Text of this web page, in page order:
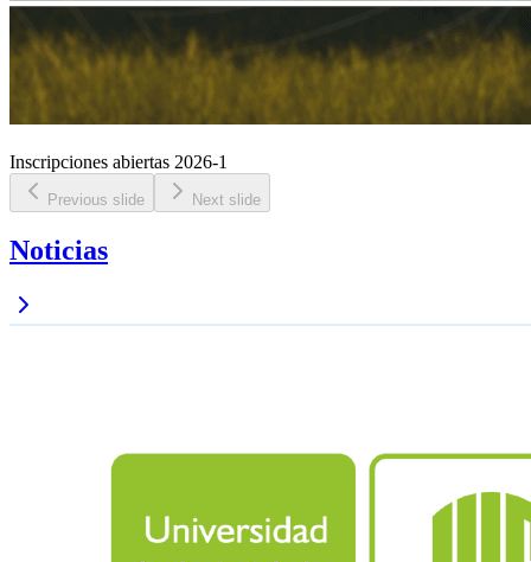
Inscripciones abiertas 2026-1
Previous slide Next slide
Noticias